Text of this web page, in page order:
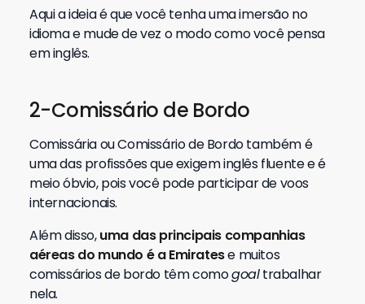
Aqui a ideia é que você tenha uma imersão no
idioma e mude de vez o modo como você pensa
em inglês.
2-Comissário de Bordo
Comissária ou Comissário de Bordo também é
uma das profissões que exigem inglês fluente e é
meio óbvio, pois você pode participar de voos
internacionais.
Além disso,uma das principais companhias
aéreas do mundo é a Emiratese muitos
comissários de bordo têm comogoaltrabalhar
nela.